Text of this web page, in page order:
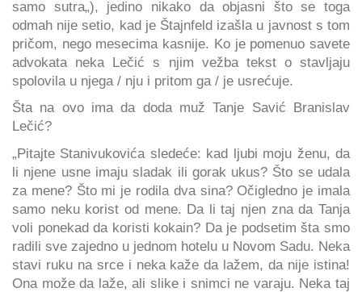
samo sutra„), jedino nikako da objasni što se toga
odmah nije setio, kad je Štajnfeld izašla u javnost s tom
pričom, nego mesecima kasnije. Ko je pomenuo savete
advokata neka Lečić s njim vežba tekst o stavljaju
spolovila u njega / nju i pritom ga / je usrećuje.
Šta na ovo ima da doda muž Tanje Savić Branislav
Lečić?
„Pitajte Stanivukovića sledeće: kad ljubi moju ženu, da
li njene usne imaju sladak ili gorak ukus? Što se udala
za mene? Što mi je rodila dva sina? Očigledno je imala
samo neku korist od mene. Da li taj njen zna da Tanja
voli ponekad da koristi kokain? Da je podsetim šta smo
radili sve zajedno u jednom hotelu u Novom Sadu. Neka
stavi ruku na srce i neka kaže da lažem, da nije istina!
Ona može da laže, ali slike i snimci ne varaju. Neka taj